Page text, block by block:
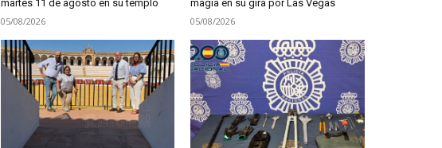
martes 11 de agosto en su templo
05/08/2026
magia en su gira por Las Vegas
05/08/2026